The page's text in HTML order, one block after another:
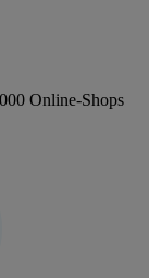
Online-Shops